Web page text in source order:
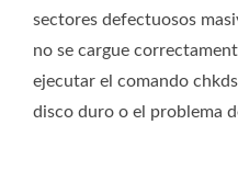
sectores defectuosos
no se cargue
ejecutar el comando
disco duro o el problema